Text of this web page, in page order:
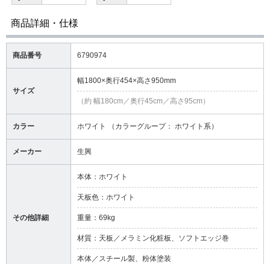
商品詳細・仕様
商品番号 6790974
サイズ
幅1800×奥行454×高さ950mm
（約 幅180cm／奥行45cm／高さ95cm）
カラー ホワイト （カラーグループ： ホワイト系）
メーカー 生興
その他詳細
本体：ホワイト
天板色：ホワイト
重量：69kg
材質：天板／メラミン化粧板、ソフトエッジ巻
本体／スチール製、粉体塗装